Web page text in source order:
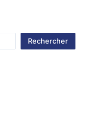
Rechercher